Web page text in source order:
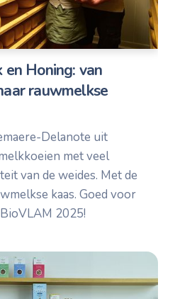
Honing: van
rauwmelkse
Delanote uit
met veel
van de weides. Met de
kaas. Goed voor
2025!